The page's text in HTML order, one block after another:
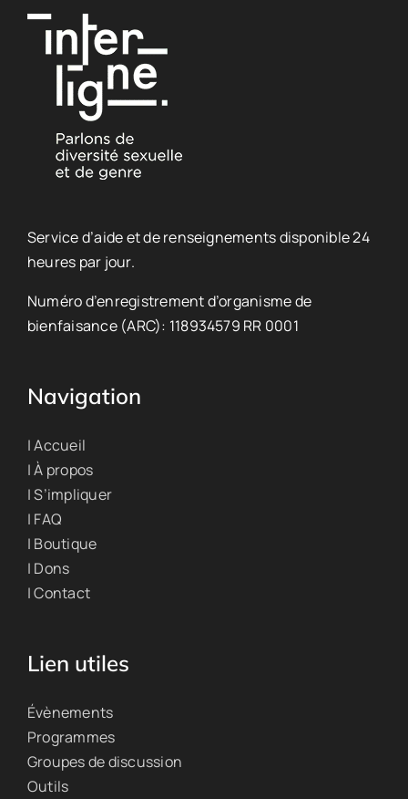
Service d’aide et de renseignements disponible 24
heures par jour.
Numéro d’enregistrement d’organisme de
bienfaisance (ARC): 118934579 RR 0001
Navigation
| Accueil
| À propos
| S’impliquer
| FAQ
| Boutique
| Dons
| Contact
Lien utiles
Évènements
Programmes
Groupes de discussion
Outils